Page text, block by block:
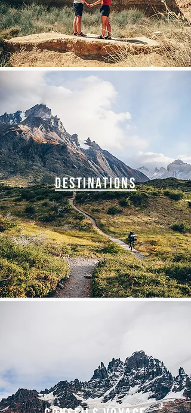
Destinations